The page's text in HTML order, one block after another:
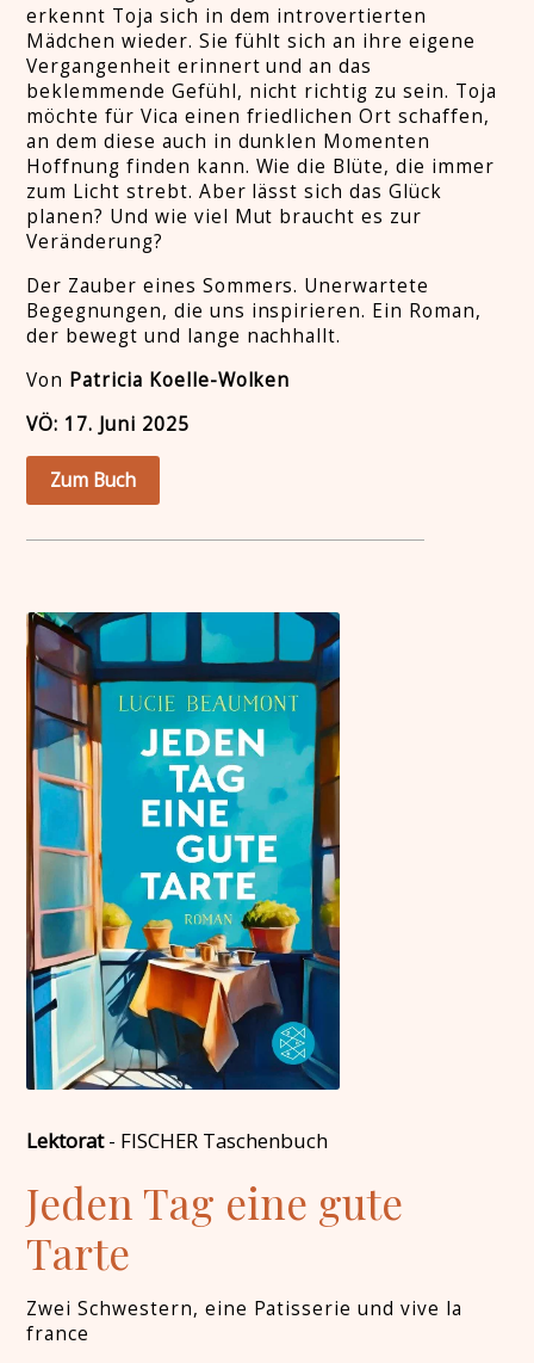
erkennt Toja sich in dem introvertierten
Mädchen wieder. Sie fühlt sich an ihre eigene
Vergangenheit erinnert und an das
beklemmende Gefühl, nicht richtig zu sein. Toja
möchte für Vica einen friedlichen Ort schaffen,
an dem diese auch in dunklen Momenten
Hoffnung finden kann. Wie die Blüte, die immer
zum Licht strebt. Aber lässt sich das Glück
planen? Und wie viel Mut braucht es zur
Veränderung?
Der Zauber eines Sommers. Unerwartete
Begegnungen, die uns inspirieren. Ein Roman,
der bewegt und lange nachhallt.
Von Patricia Koelle-Wolken
VÖ: 17. Juni 2025
Zum Buch
Lektorat- FISCHER Taschenbuch
Jeden Tag eine gute
Tarte
Zwei Schwestern, eine Patisserie und vive la
france